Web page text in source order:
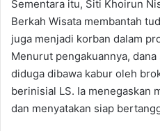
Sementara itu, Siti Khoirun
Berkah Wisata membantah
juga menjadi korban dalam
Menurut pengakuannya,
diduga dibawa kabur oleh
berinisial LS. Ia menegaskan
dan menyatakan siap